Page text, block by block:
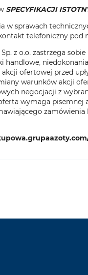
SPECYFIKACJI
w sprawach
telefoniczny pod nr
Sp. z o.o. zastrzega
handlowe,
akcji ofertowej przed
warunków akcji
negocjacji z
wymaga pisemnej